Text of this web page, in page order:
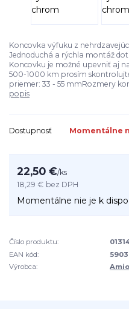
Koncovka výfuku z
Jednoduchá a rýchla montáž
Koncovku je možné upevniť aj
500-1000 km prosím
priemer: 33 - 55 mmRozmery
popis
Dostupnosť Momentálne
22,50 €/ks
18,29 € bez DPH
Momentálne nie je k
Číslo produktu:
EAN kód:
Výrobca:
Amio